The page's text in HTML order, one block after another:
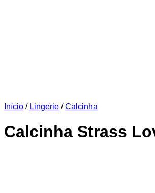
Início / Lingerie / Calcinha
Calcinha Strass